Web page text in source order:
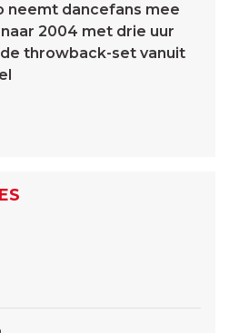
neemt dancefans mee
2004 met drie uur
throwback-set vanuit